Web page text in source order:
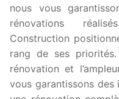
nous vous
rénovations
Construction
rang de ses
rénovation et
vous garantissons des